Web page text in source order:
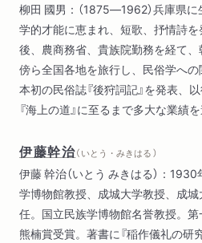
柳田 國男：（1875―1962）兵庫県
学的才能に恵まれ、短歌、抒情詩
後、農商務省、貴族院勤務を経て
傍ら全国各地を旅行し、民俗学へ
本初の民俗誌『後狩詞記』を発表、
『海上の道』に至るまで多大な業績を
伊藤幹治（ いとう・みきはる ）
伊藤 幹治（いとう みきはる）：
学博物館教授、成城大学教授、成
任。国立民族学博物館名誉教授。
熊楠賞受賞。著書に『稲作儀礼の研